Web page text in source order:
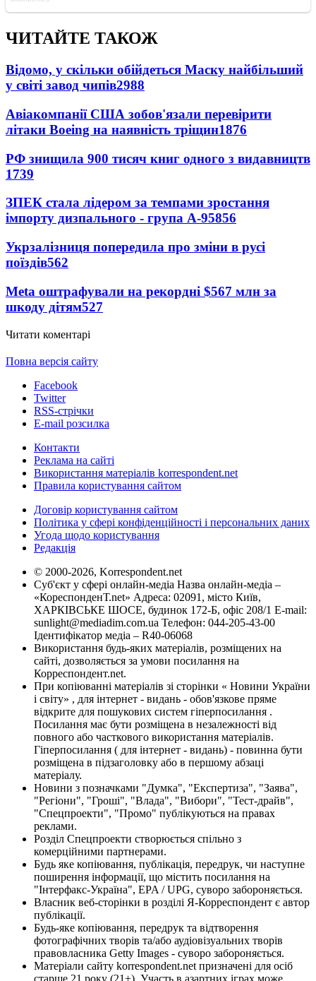
ЧИТАЙТЕ ТАКОЖ
Відомо, у скільки обійдеться Маску найбільший
у світі завод чипів2988
Авіакомпанії США зобов'язали перевірити
літаки Boeing на наявність тріщин1876
РФ знищила 900 тисяч книг одного з видавництв
1739
ЗПЕК стала лідером за темпами зростання
імпорту дизпального - група А-95856
Укрзалізниця попередила про зміни в русі
поїздів562
Meta оштрафували на рекордні $567 млн за
шкоду дітям527
Читати коментарі
Повна версія сайту
Facebook
Twitter
RSS-стрічки
E-mail розсилка
Контакти
Реклама на сайті
Використання матеріалів korrespondent.net
Правила користування сайтом
Договір користування сайтом
Політика у сфері конфіденційності і персональних даних
Угода щодо користування
Редакція
© 2000-2026, Korrespondent.net
Суб'єкт у сфері онлайн-медіа Назва онлайн-медіа –
«КореспонденТ.net» Адреса: 02091, місто Київ,
ХАРКІВСЬКЕ ШОСЕ, будинок 172-Б, офіс 208/1 E-mail:
sunlight@mediadim.com.ua Телефон: 044-205-43-00
Ідентифікатор медіа – R40-06068
Використання будь-яких матеріалів, розміщених на
сайті, дозволяється за умови посилання на
Корреспондент.net.
При копіюванні матеріалів зі сторінки « Новини України
і світу» , для інтернет - видань - обов'язкове пряме
відкрите для пошукових систем гіперпосилання .
Посилання має бути розміщена в незалежності від
повного або часткового використання матеріалів.
Гіперпосилання ( для інтернет - видань) - повинна бути
розміщена в підзаголовку або в першому абзаці
матеріалу.
Новини з позначками "Думка", "Експертиза", "Заява",
"Регіони", "Гроші", "Влада", "Вибори", "Тест-драйв",
"Спецпроекти", "Промо" публікуються на правах
реклами.
Розділ Спецпроекти створюється спільно з
комерційними партнерами.
Будь яке копіювання, публікація, передрук, чи наступне
поширення інформації, що містить посилання на
"Інтерфакс-Україна", EPA / UPG, суворо забороняється.
Власник веб-сторінки в розділі Я-Корреспондент є автор
публікації.
Будь-яке копіювання, передрук та відтворення
фотографічних творів та/або аудіовізуальних творів
правовласника Getty Images - суворо забороняється.
Матеріали сайту korrespondent.net призначені для осіб
старше 21 року (21+). Участь в азартних іграх може